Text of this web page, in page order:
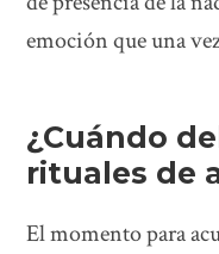
emoción que una
¿Cuándo
rituales de
El momento para